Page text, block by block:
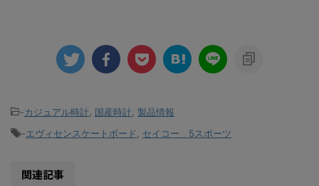
-カジュアル時計, 国産時計, 製品情報
-エヴィセンスケートボード, セイコー 5スポーツ
関連記事